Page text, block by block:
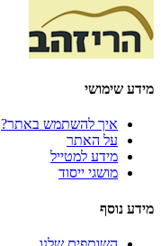
מידע שימושי
איך להשתמש באתר?
על האתר
מידע למטייל
מושגי ייסוד
מידע נוסף